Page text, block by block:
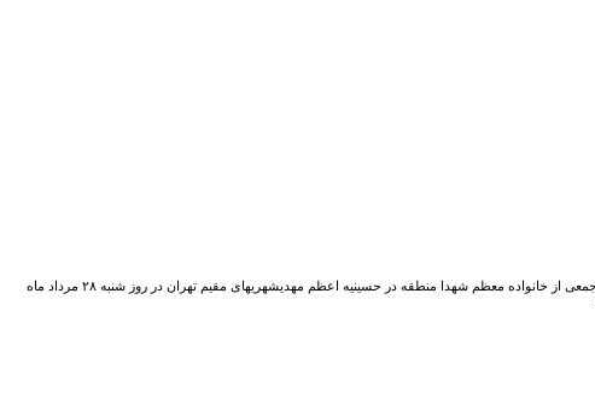
گردهمایی سوخته جانان، آیین تجلیل از پیرغلامان حسینی منطقه ۱۱ با حضور پیرغلامان و مسئولین هیات های مذهبی و مهندس سید محمد موسوی شهردار محترم منطقه ۱۱ شهرداری تهران و جمعی از خانواده معظم شهدا منطقه در حسینیه اعظم مهدیشهریهای مقیم تهران در روز شنبه ۲۸ مرداد ماه